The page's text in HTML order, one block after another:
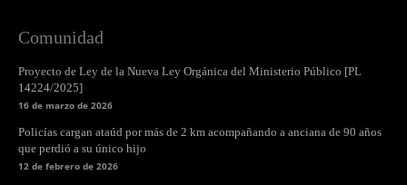
Comunidad
Proyecto de Ley de la Nueva Ley Orgánica del Ministerio Público [PL
14224/2025]
16 de marzo de 2026
Policías cargan ataúd por más de 2 km acompañando a anciana de 90 años
que perdió a su único hijo
12 de febrero de 2026